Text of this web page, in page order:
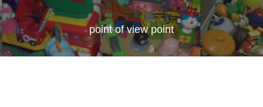
point of view point